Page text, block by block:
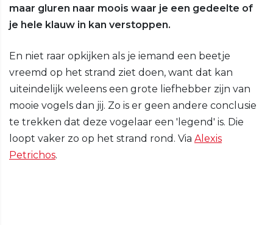
maar gluren naar moois waar je een gedeelte of
je hele klauw in kan verstoppen.
En niet raar opkijken als je iemand een beetje
vreemd op het strand ziet doen, want dat kan
uiteindelijk weleens een grote liefhebber zijn van
mooie vogels dan jij. Zo is er geen andere conclusie
te trekken dat deze vogelaar een 'legend' is. Die
loopt vaker zo op het strand rond. Via Alexis
Petrichos.